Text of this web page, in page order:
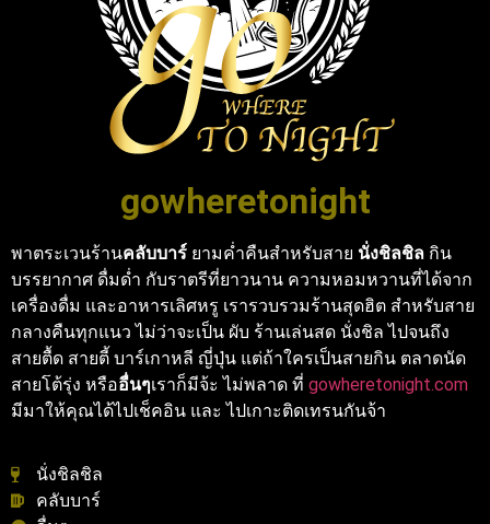
gowheretonight
พาตระเวนร้านคลับบาร์ ยามค่ำคืนสำหรับสาย นั่งชิลชิล กิน
บรรยากาศ ดื่มด่ำ กับราตรีที่ยาวนาน ความหอมหวานที่ได้จาก
เครื่องดื่ม และอาหารเลิศหรู เรารวบรวมร้านสุดฮิต สำหรับสาย
กลางคืนทุกแนว ไม่ว่าจะเป็น ผับ ร้านเล่นสด นั่งชิล ไปจนถึง
สายตื้ด สายตี้ บาร์เกาหลี ญี่ปุ่น แต่ถ้าใครเป็นสายกิน ตลาดนัด
สายโต้รุ่ง หรืออื่นๆเราก็มีจ้ะ ไม่พลาด ที่ gowheretonight.com
มีมาให้คุณได้ไปเช็คอิน และ ไปเกาะติดเทรนกันจ้า
นั่งชิลชิล
คลับบาร์